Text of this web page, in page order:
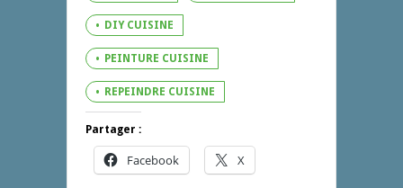
DIY CUISINE
PEINTURE CUISINE
REPEINDRE CUISINE
Partager :
Facebook X